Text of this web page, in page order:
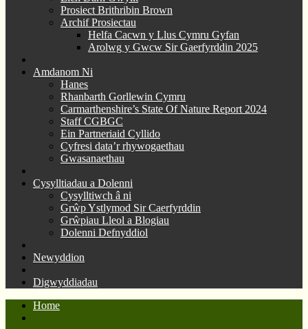
Prosiect Brithribin Brown
Archif Prosiectau
Helfa Cacwn y Llus Cymru Gyfan
Arolwg y Gwcw Sir Gaerfyrddin 2025
Amdanom Ni
Hanes
Rhanbarth Gorllewin Cymru
Carmarthenshire’s State Of Nature Report 2024
Staff CGBGC
Ein Partneriaid Cyllido
Cyfresi data’r rhywogaethau
Gwasanaethau
Cysylltiadau a Dolenni
Cysylltiwch â ni
Grŵp Ystlymod Sir Caerfyrddin
Grŵpiau Lleol a Blogiau
Dolenni Defnyddiol
Newyddion
Digwyddiadau
Home